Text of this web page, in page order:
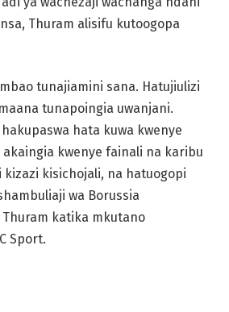
Thuram alisifu kutoogopa
tunajiamini sana. Hatujiulizi
tunapoingia uwanjani.
hata kuwa kwenye
akaingia kwenye fainali na karibu
kizazi kisichojali, na hatuogopi
wa Borussia
katika mkutano
Sport.